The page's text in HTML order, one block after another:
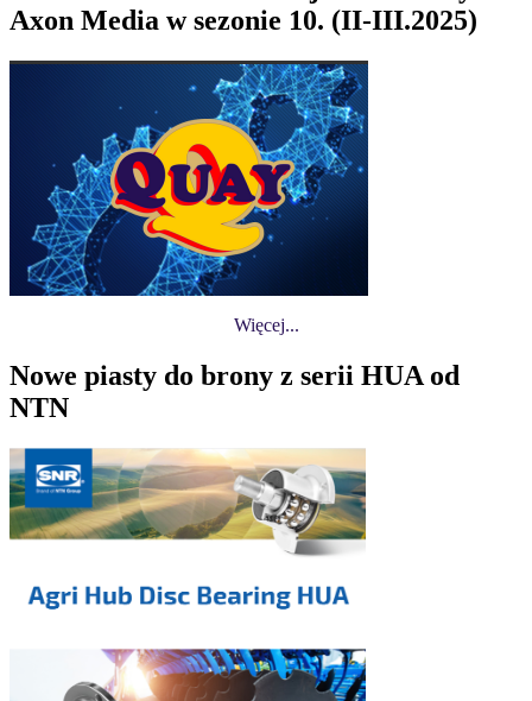
Axon Media w sezonie 10. (II-III.2025)
Więcej...
Nowe piasty do brony z serii HUA od
NTN